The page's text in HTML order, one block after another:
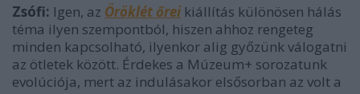
Zsófi: Igen, az Öröklét őrei kiállítás különösen hálás
téma ilyen szempontból, hiszen ahhoz rengeteg
minden kapcsolható, ilyenkor alig győzünk válogatni
az ötletek között. Érdekes a Múzeum+ sorozatunk
evolúciója, mert az indulásakor elsősorban az volt a